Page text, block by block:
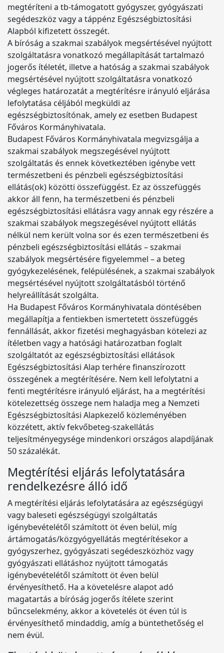
megtéríteni a tb-támogatott gyógyszer, gyógyászati
segédeszköz vagy a táppénz Egészségbiztosítási
Alapból kifizetett összegét.
A bíróság a szakmai szabályok megsértésével nyújtott
szolgáltatásra vonatkozó megállapítását tartalmazó
jogerős ítéletét, illetve a hatóság a szakmai szabályok
megsértésével nyújtott szolgáltatásra vonatkozó
végleges határozatát a megtérítésre irányuló eljárása
lefolytatása céljából megküldi az
egészségbiztosítónak, amely ez esetben Budapest
Főváros Kormányhivatala.
Budapest Főváros Kormányhivatala megvizsgálja a
szakmai szabályok megszegésével nyújtott
szolgáltatás és ennek következtében igénybe vett
természetbeni és pénzbeli egészségbiztosítási
ellátás(ok) közötti összefüggést. Ez az összefüggés
akkor áll fenn, ha természetbeni és pénzbeli
egészségbiztosítási ellátásra vagy annak egy részére a
szakmai szabályok megszegésével nyújtott ellátás
nélkül nem került volna sor és ezen természetbeni és
pénzbeli egészségbiztosítási ellátás – szakmai
szabályok megsértésére figyelemmel – a beteg
gyógykezelésének, felépülésének, a szakmai szabályok
megsértésével nyújtott szolgáltatásból történő
helyreállítását szolgálta.
Ha Budapest Főváros Kormányhivatala döntésében
megállapítja a fentiekben ismertetett összefüggés
fennállását, akkor fizetési meghagyásban kötelezi az
ítéletben vagy a hatósági határozatban foglalt
szolgáltatót az egészségbiztosítási ellátások
Egészségbiztosítási Alap terhére finanszírozott
összegének a megtérítésére. Nem kell lefolytatni a
fenti megtérítésre irányuló eljárást, ha a megtérítési
kötelezettség összege nem haladja meg a Nemzeti
Egészségbiztosítási Alapkezelő közleményében
közzétett, aktív fekvőbeteg-szakellátás
teljesítményegysége mindenkori országos alapdíjának
50 százalékát.
Megtérítési eljárás lefolytatására
rendelkezésre álló idő
A megtérítési eljárás lefolytatására az egészségügyi
vagy baleseti egészségügyi szolgáltatás
igénybevételétől számított öt éven belül, míg
ártámogatás/közgyógyellátás megtérítésekor a
gyógyszerhez, gyógyászati segédeszközhöz vagy
gyógyászati ellátáshoz nyújtott támogatás
igénybevételétől számított öt éven belül
érvényesíthető. Ha a követelésre alapot adó
magatartás a bíróság jogerős ítélete szerint
bűncselekmény, akkor a követelés öt éven túl is
érvényesíthető mindaddig, amíg a büntethetőség el
nem évül.